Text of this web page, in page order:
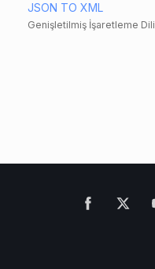
JSON TO XML
Genişletilmiş İşaretleme Dili